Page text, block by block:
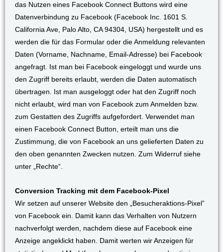
das Nutzen eines Facebook Connect Buttons wird eine
Datenverbindung zu Facebook (Facebook Inc. 1601 S.
California Ave, Palo Alto, CA 94304, USA) hergestellt und es
werden die für das Formular oder die Anmeldung relevanten
Daten (Vorname, Nachname, Email-Adresse) bei Facebook
angefragt. Ist man bei Facebook eingeloggt und wurde uns
den Zugriff bereits erlaubt, werden die Daten automatisch
übertragen. Ist man ausgeloggt oder hat den Zugriff noch
nicht erlaubt, wird man von Facebook zum Anmelden bzw.
zum Gestatten des Zugriffs aufgefordert. Verwendet man
einen Facebook Connect Button, erteilt man uns die
Zustimmung, die von Facebook an uns gelieferten Daten zu
den oben genannten Zwecken nutzen. Zum Widerruf siehe
unter „Rechte“.
Conversion Tracking mit dem Facebook-Pixel
Wir setzen auf unserer Website den „Besucheraktions-Pixel”
von Facebook ein. Damit kann das Verhalten von Nutzern
nachverfolgt werden, nachdem diese auf Facebook eine
Anzeige angeklickt haben. Damit werten wir Anzeigen für